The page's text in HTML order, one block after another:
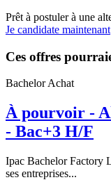
Prêt à postuler à une
Je candidate maintenant
Ces offres
Bachelor Achat
À pourvoir -
- Bac+3 H/F
Ipac Bachelor Factory
ses entreprises...